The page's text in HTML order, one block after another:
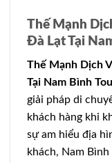
Thế Mạnh
Đà Lạt Tại
Thế Mạnh Dịch
Tại Nam Bình
giải pháp di
khách hàng khi
sự am hiểu địa
khách, Nam